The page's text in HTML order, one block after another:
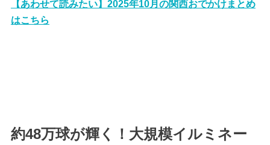
【あわせて読みたい】2025年10月の関西おでかけまとめ
はこちら
約48万球が輝く！大規模イルミネー